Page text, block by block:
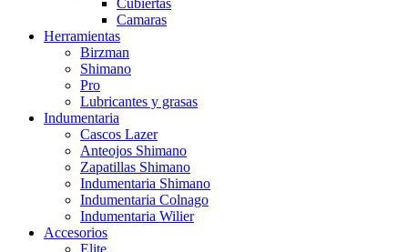
Cubiertas
Camaras
Herramientas
Birzman
Shimano
Pro
Lubricantes y grasas
Indumentaria
Cascos Lazer
Anteojos Shimano
Zapatillas Shimano
Indumentaria Shimano
Indumentaria Colnago
Indumentaria Wilier
Accesorios
Elite